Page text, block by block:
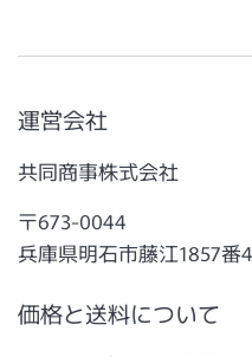
運営会社
共同商事株式会社
〒673-0044
兵庫県明石市藤江1857番
価格と送料について